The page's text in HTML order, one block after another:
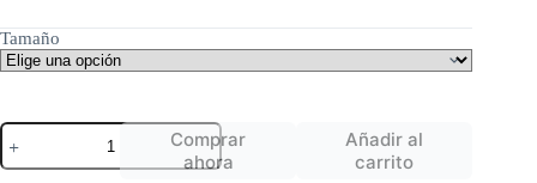
Tamaño
Echeveria
coccinea
cantidad
Comprar
ahora
Añadir al
carrito